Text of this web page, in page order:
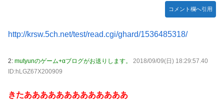
亡き叔母の遺書「実は17年前に従兄弟と赤ちゃんを交換し
た」全員で家族会議を開いた結果、拍子抜けするほど〇〇な
展開を迎えて婚約者呆然←家族の絆が深すぎて修羅場になら
高配当をうたった「みんなで大家さん」→実態は2881億円
の債務超過
事故(ﾟoﾟ)
コメント欄へ引用
http://krsw.5ch.net/test/read.cgi/ghard/1536485318/
2: mutyunのゲーム+αブログがお送りします。
2018/09/09(日) 18:29:57.40
ID:hLGZ67X200909
きたあああああああああああああ